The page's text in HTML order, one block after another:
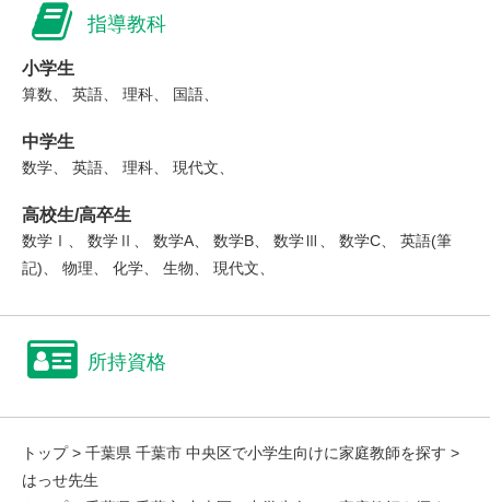
指導教科
小学生
算数、 英語、 理科、 国語、
中学生
数学、 英語、 理科、 現代文、
高校生/高卒生
数学Ⅰ、 数学Ⅱ、 数学A、 数学B、 数学Ⅲ、 数学C、 英語(筆
記)、 物理、 化学、 生物、 現代文、
所持資格
トップ> 千葉県 千葉市 中央区で小学生向けに家庭教師を探す >
はっせ先生